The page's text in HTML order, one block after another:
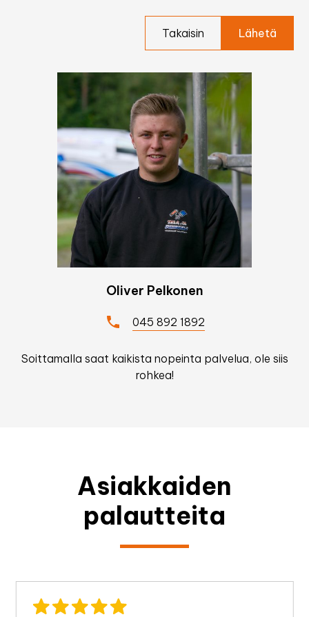
Takaisin
Oliver Pelkonen
045 892 1892
Soittamalla saat kaikista nopeinta palvelua, ole siis
rohkea!
Asiakkaiden
palautteita